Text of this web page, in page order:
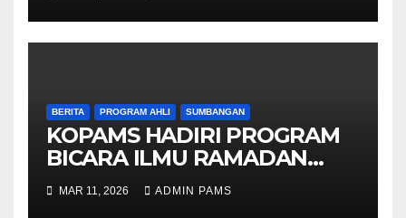
BERITA PROGRAM AHLI SUMBANGAN
KOPAMS HADIRI PROGRAM
BICARA ILMU RAMADAN
“BISNES TANPA MANIPULASI:
PENGAJARAN RAMADAN”
MAR 11, 2026 ADMIN PAMS